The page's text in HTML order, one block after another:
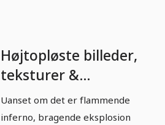
Højtopløste billeder,
teksturer &
overlays: Inferno -
ild & flammer 1
Uanset om det er flammende
inferno, bragende eksplosion